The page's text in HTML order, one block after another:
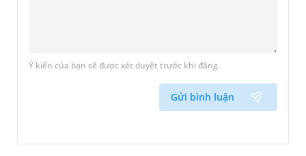
Ý kiến của bạn sẽ được xét duyệt trước khi đăng.
Gửi bình luận